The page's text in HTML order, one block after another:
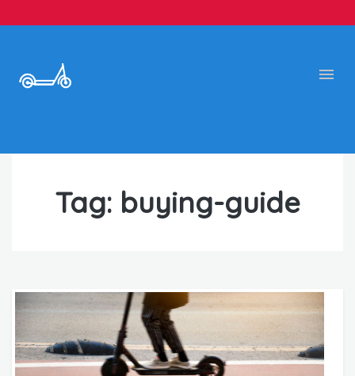
Tag: buying-guide